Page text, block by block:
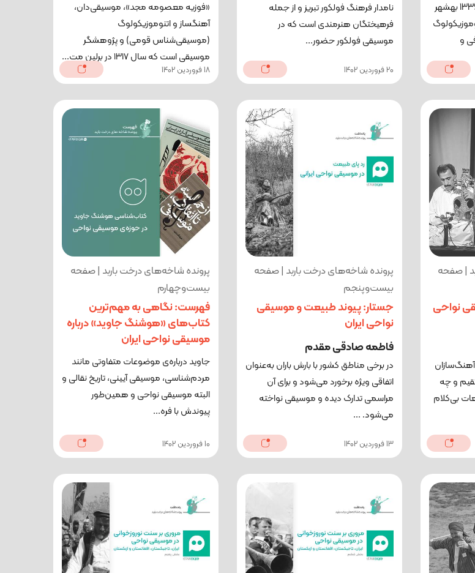
جهانگیر نصری اشرفی متولد 1336 بهشهر
و
نامدار فرهنگ فولکور تبریز و از جمله
فرهیختگان هنرمندی است که در
موسیقی فولکور حضور...
20 فروردین 1402
«فوزیه معصومه مجد»، موسیقی‌دان،
آهنگساز و اتنوموزیکولوگ
(موسیقی‌شناس قومی) و پژوهشگر
موسیقی ا‌ست که سال ۱۳۱۷ در برلین مت...
18 فروردین 1402
| صفحه
نواحی
و چه
بی‌کلام
پرونده شاخه‌های درخت باربد | صفحه
بیست‌وپنجم
جستار: پیوند طبیعت و موسیقی
نواحی ایران
فاطمه صادقی مقدم
در برخی مناطق کشور با بارش باران به‌عنوان
اتفاقی ویژه برخورد می‌شود و برای آن
مراسمی تدارک دیده و موسیقی نواخته
می‌شود. ...
13 فروردین 1402
پرونده شاخه‌های درخت باربد | صفحه
بیست‌وچهارم
فهرست: نگاهی به مهم‌ترین
کتاب‌های «هوشنگ جاوید» درباره
موسیقی نواحی ایران
جاوید درباره‌ی موضوعات متفاوتی مانند
مردم‌شناسی، موسیقی آیینی، تاریخ نقالی و
البته موسیقی نواحی و همین‌طور
پیوندش با فره...
10 فروردین 1402